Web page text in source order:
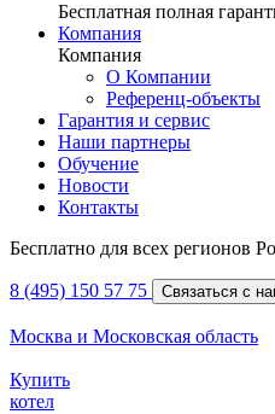
Бесплатная полная
Компания
Компания
О Компании
Референц-объекты
Гарантия и сервис
Наши партнеры
Обучение
Новости
Контакты
Бесплатно для всех регионов
8 (495) 150 57 75 Связаться с
Москва и Московская область
Купить
котел